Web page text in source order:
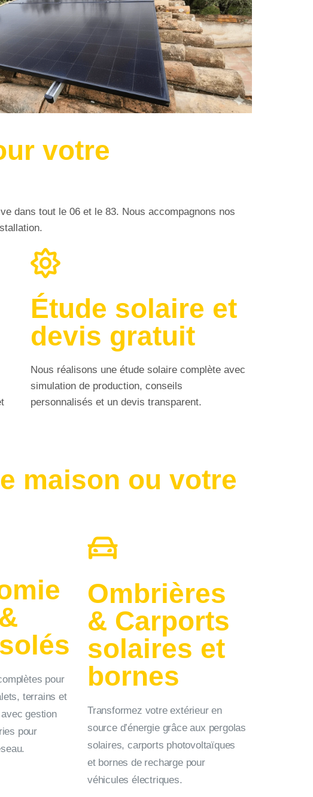
votre
dans tout le 06 et le 83. Nous accompagnons nos
Étude solaire et
devis gratuit
Nous réalisons une étude solaire complète avec
simulation de production, conseils
personnalisés et un devis transparent.
maison ou votre
pour
terrains et
gestion
pour
Ombrières
& Carports
solaires et
bornes
Transformez votre extérieur en
source d’énergie grâce aux pergolas
solaires, carports photovoltaïques
et bornes de recharge pour
véhicules électriques.